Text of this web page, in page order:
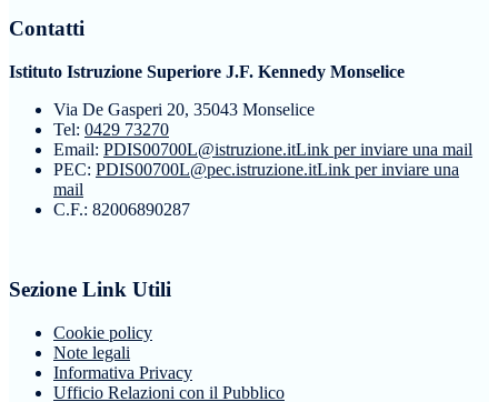
Contatti
Istituto Istruzione Superiore J.F. Kennedy Monselice
Via De Gasperi 20, 35043 Monselice
Tel: 0429 73270
Email: PDIS00700L@istruzione.itLink per inviare una mail
PEC: PDIS00700L@pec.istruzione.itLink per inviare una
mail
C.F.: 82006890287
Sezione Link Utili
Cookie policy
Note legali
Informativa Privacy
Ufficio Relazioni con il Pubblico